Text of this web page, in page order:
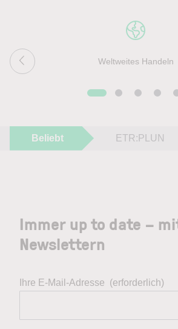
Weltweites Handeln
Beliebt ETR:PLUN
Immer up to date –
Newslettern
Ihre E-Mail-Adresse (erforderlich)